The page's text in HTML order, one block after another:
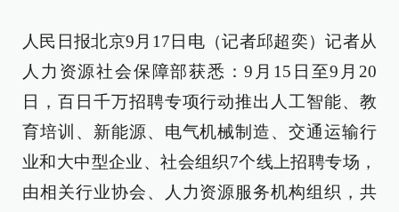
人民日报北京9月17日电（记者邱超奕）记者从
人力资源社会保障部获悉：9月15日至9月20
日，百日千万招聘专项行动推出人工智能、教
育培训、新能源、电气机械制造、交通运输行
业和大中型企业、社会组织7个线上招聘专场，
由相关行业协会、人力资源服务机构组织，共